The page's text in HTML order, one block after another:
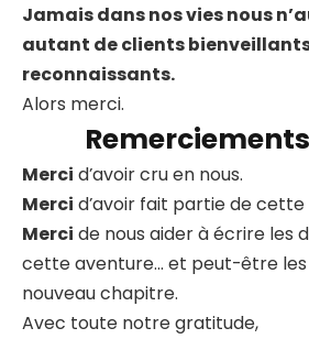
Jamais dans nos vies nous
autant de clients
reconnaissants.
Alors merci.
Remerciements
Merci d’avoir cru en nous.
Merci d’avoir fait partie de cette
Merci de nous aider à écrire les
cette aventure… et peut-être les
nouveau chapitre.
Avec toute notre gratitude,